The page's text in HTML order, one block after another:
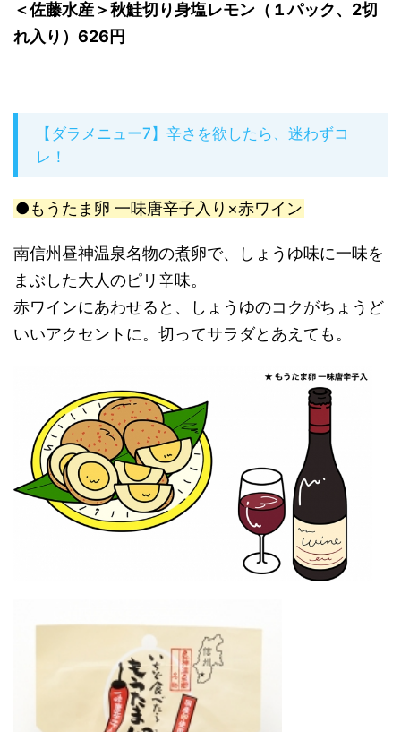
＜佐藤水産＞秋鮭切り身塩レモン（１パック、2切
れ入り）626円
【ダラメニュー7】辛さを欲したら、迷わずコ
レ！
●もうたま卵 一味唐辛子入り×赤ワイン
南信州昼神温泉名物の煮卵で、しょうゆ味に一味を
まぶした大人のピリ辛味。
赤ワインにあわせると、しょうゆのコクがちょうど
いいアクセントに。切ってサラダとあえても。